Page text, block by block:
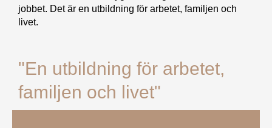
jobbet. Det är en utbildning för arbetet, familjen och
livet.
"En utbildning för arbetet,
familjen och livet"